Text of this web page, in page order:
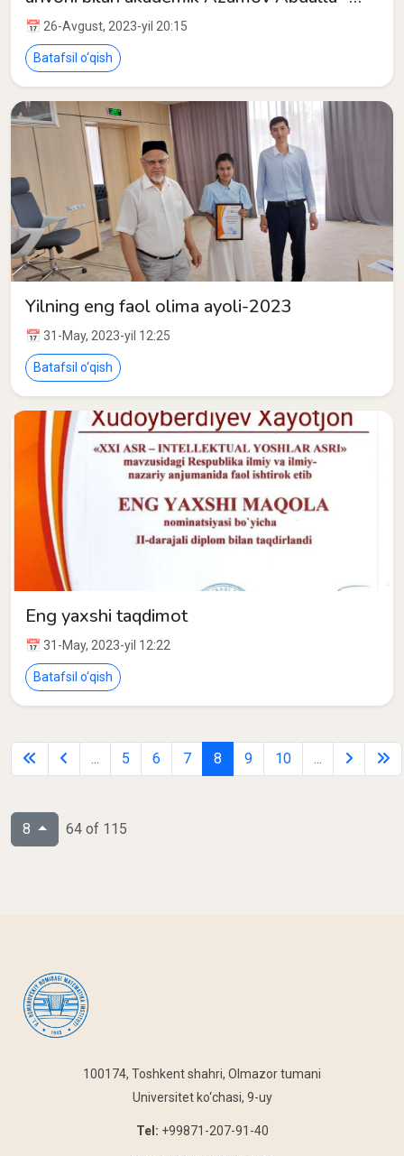
O‘zbekiston Respublikasi Fanlar
akademiyasining Matematika instituti
laboratoriya mudiri taqdirlandilar.
📅 26-Avgust, 2023-yil 20:15
Batafsil o‘qish
Yilning eng faol olima ayoli-2023
📅 31-May, 2023-yil 12:25
Batafsil o‘qish
Eng yaxshi taqdimot
📅 31-May, 2023-yil 12:22
Batafsil o‘qish
... 5 6 7 8 9 10 ...
8 64 of 115
100174, Toshkent shahri, Olmazor tumani
Universitet ko‘chasi, 9-uy
Tel: +99871-207-91-40